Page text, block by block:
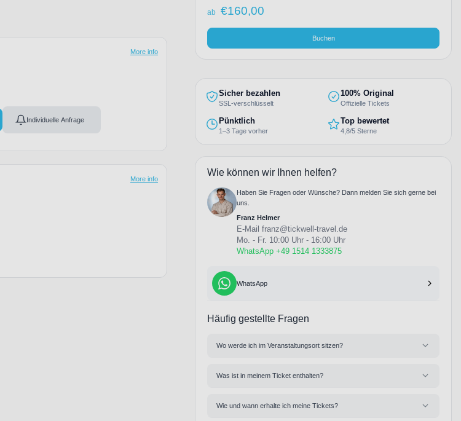
Individuelle Anfrage
More info
More info
ab €160,00
Buchen
Sicher bezahlen
SSL-verschlüsselt
100% Original
Offizielle Tickets
Pünktlich
1–3 Tage vorher
Top bewertet
4,8/5 Sterne
Wie können wir Ihnen helfen?
Haben Sie Fragen oder Wünsche? Dann melden Sie sich gerne bei
uns.
Franz Helmer
E-Mail franz@tickwell-travel.de
Mo. - Fr. 10:00 Uhr - 16:00 Uhr
WhatsApp +49 1514 1333875
WhatsApp
Häufig gestellte Fragen
Wo werde ich im Veranstaltungsort sitzen?
Was ist in meinem Ticket enthalten?
Wie und wann erhalte ich meine Tickets?